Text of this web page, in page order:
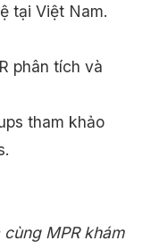
tại Việt Nam.
phân tích và
tham khảo
MPR khám